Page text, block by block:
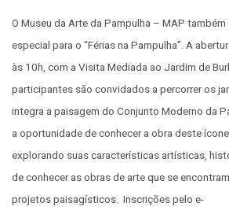
O Museu da Arte da Pampulha – MAP
especial para o “Férias na Pampulha”. A
às 10h, com a Visita Mediada ao Jardim de
participantes são convidados a percorrer os
integra a paisagem do Conjunto Moderno da
a oportunidade de conhecer a obra deste
explorando suas características artísticas,
de conhecer as obras de arte que se
projetos paisagísticos. Inscrições pelo e-